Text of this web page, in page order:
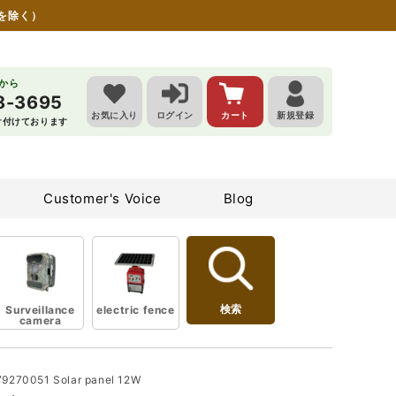
く）
ら
3695
けております
お気に入り ログイン カート 新規登録
Customer's Voice Blog
Surveillance
camera
electric fence 検索
Solar panel 12W